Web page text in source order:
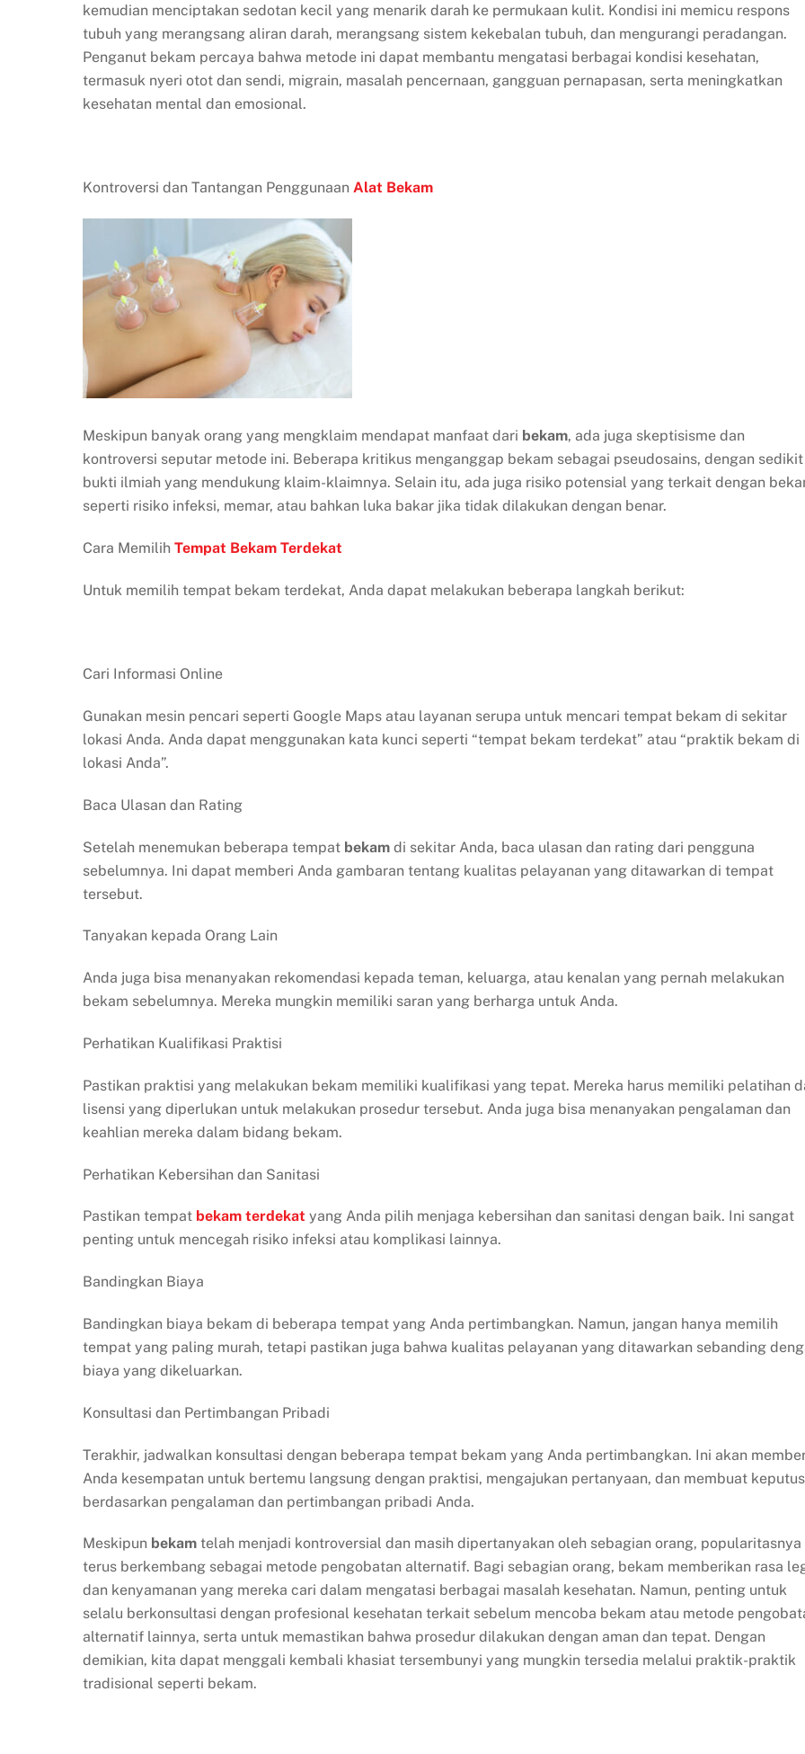
kemudian menciptakan sedotan kecil yang menarik darah ke permukaan kulit. Kondisi ini memicu respons
tubuh yang merangsang aliran darah, merangsang sistem kekebalan tubuh, dan mengurangi peradangan.
Penganut bekam percaya bahwa metode ini dapat membantu mengatasi berbagai kondisi kesehatan,
termasuk nyeri otot dan sendi, migrain, masalah pencernaan, gangguan pernapasan, serta meningkatkan
kesehatan mental dan emosional.
Kontroversi dan Tantangan Penggunaan Alat Bekam
Meskipun banyak orang yang mengklaim mendapat manfaat dari bekam, ada juga skeptisisme dan
kontroversi seputar metode ini. Beberapa kritikus menganggap bekam sebagai pseudosains, dengan sedikit
bukti ilmiah yang mendukung klaim-klaimnya. Selain itu, ada juga risiko potensial yang terkait dengan
seperti risiko infeksi, memar, atau bahkan luka bakar jika tidak dilakukan dengan benar.
Cara Memilih Tempat Bekam Terdekat
Untuk memilih tempat bekam terdekat, Anda dapat melakukan beberapa langkah berikut:
Cari Informasi Online
Gunakan mesin pencari seperti Google Maps atau layanan serupa untuk mencari tempat bekam di sekitar
lokasi Anda. Anda dapat menggunakan kata kunci seperti “tempat bekam terdekat” atau “praktik bekam di
lokasi Anda”.
Baca Ulasan dan Rating
Setelah menemukan beberapa tempat bekam di sekitar Anda, baca ulasan dan rating dari pengguna
sebelumnya. Ini dapat memberi Anda gambaran tentang kualitas pelayanan yang ditawarkan di tempat
tersebut.
Tanyakan kepada Orang Lain
Anda juga bisa menanyakan rekomendasi kepada teman, keluarga, atau kenalan yang pernah melakukan
bekam sebelumnya. Mereka mungkin memiliki saran yang berharga untuk Anda.
Perhatikan Kualifikasi Praktisi
Pastikan praktisi yang melakukan bekam memiliki kualifikasi yang tepat. Mereka harus memiliki pelatihan
lisensi yang diperlukan untuk melakukan prosedur tersebut. Anda juga bisa menanyakan pengalaman dan
keahlian mereka dalam bidang bekam.
Perhatikan Kebersihan dan Sanitasi
Pastikan tempat bekam terdekat yang Anda pilih menjaga kebersihan dan sanitasi dengan baik. Ini sangat
penting untuk mencegah risiko infeksi atau komplikasi lainnya.
Bandingkan Biaya
Bandingkan biaya bekam di beberapa tempat yang Anda pertimbangkan. Namun, jangan hanya memilih
tempat yang paling murah, tetapi pastikan juga bahwa kualitas pelayanan yang ditawarkan sebanding
biaya yang dikeluarkan.
Konsultasi dan Pertimbangan Pribadi
Terakhir, jadwalkan konsultasi dengan beberapa tempat bekam yang Anda pertimbangkan. Ini akan
Anda kesempatan untuk bertemu langsung dengan praktisi, mengajukan pertanyaan, dan membuat
berdasarkan pengalaman dan pertimbangan pribadi Anda.
Meskipun bekam telah menjadi kontroversial dan masih dipertanyakan oleh sebagian orang, popularitasnya
terus berkembang sebagai metode pengobatan alternatif. Bagi sebagian orang, bekam memberikan rasa
dan kenyamanan yang mereka cari dalam mengatasi berbagai masalah kesehatan. Namun, penting untuk
selalu berkonsultasi dengan profesional kesehatan terkait sebelum mencoba bekam atau metode
alternatif lainnya, serta untuk memastikan bahwa prosedur dilakukan dengan aman dan tepat. Dengan
demikian, kita dapat menggali kembali khasiat tersembunyi yang mungkin tersedia melalui praktik-praktik
tradisional seperti bekam.